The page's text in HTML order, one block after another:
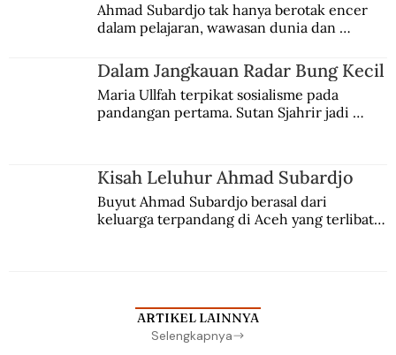
Ahmad Subardjo tak hanya berotak encer
dalam pelajaran, wawasan dunia dan
Jules Verne, Multatuli, hingga Sun Yat-sen.
Dalam Jangkauan Radar Bung Kecil
Maria Ullfah terpikat sosialisme pada
pandangan pertama. Sutan Sjahrir jadi
Kisah Leluhur Ahmad Subardjo
Buyut Ahmad Subardjo berasal dari
keluarga terpandang di Aceh yang terlibat
ARTIKEL LAINNYA
Selengkapnya